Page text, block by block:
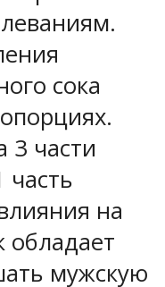
сока
3 части
часть
на
обладает
мужскую